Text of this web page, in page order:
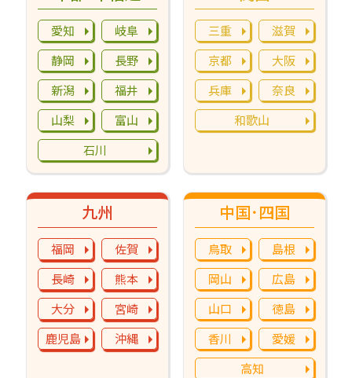
九州
福岡
佐賀
長崎
熊本
大分
宮崎
鹿児島
沖縄
中国･四国
鳥取
島根
岡山
広島
山口
徳島
香川
愛媛
高知
愛知
岐阜
静岡
長野
新潟
福井
山梨
富山
石川
三重
滋賀
京都
大阪
兵庫
奈良
和歌山